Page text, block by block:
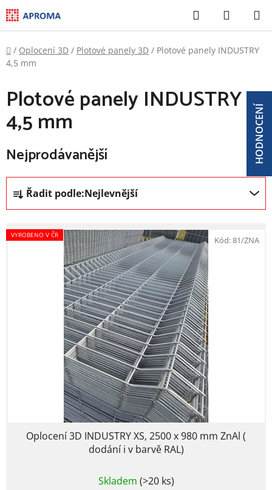
Přejít
na
obsah
Hledat
KOŠÍK
Domů
/ Oplocení 3D / Plotové panely 3D / Plotové panely INDUSTRY
4,5 mm
Plotové panely INDUSTRY
4,5 mm
Nejprodávanější
Ř
z
e
n
Řadit podle:Nejlevnější
V
ýVYROBENO V ČR
Oplocení 3D INDUSTRY XS, 2500 x 980 mm ZnAl (
dodání i v barvě RAL)
hodnocení
Skladem (>20 ks)
Kód:81/ZNA
HODNOCENÍ